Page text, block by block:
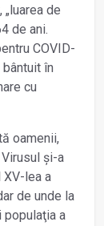
de
de ani.
COVID-
în
cu
oamenii,
și-a
lea a
de unde la
populaţia a